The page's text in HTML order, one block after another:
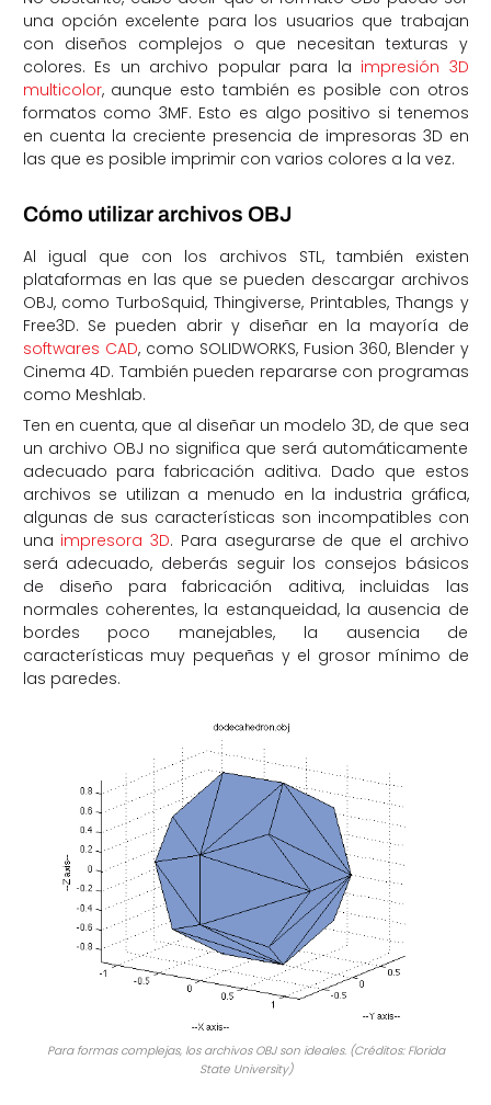
una opción excelente para los usuarios que trabajan
con diseños complejos o que necesitan texturas y
colores. Es un archivo popular para la impresión 3D
multicolor, aunque esto también es posible con otros
formatos como 3MF. Esto es algo positivo si tenemos
en cuenta la creciente presencia de impresoras 3D en
las que es posible imprimir con varios colores a la vez.
Cómo utilizar archivos OBJ
Al igual que con los archivos STL, también existen
plataformas en las que se pueden descargar archivos
OBJ, como TurboSquid, Thingiverse, Printables, Thangs y
Free3D. Se pueden abrir y diseñar en la mayoría de
softwares CAD, como SOLIDWORKS, Fusion 360, Blender y
Cinema 4D. También pueden repararse con programas
como Meshlab.
Ten en cuenta, que al diseñar un modelo 3D, de que sea
un archivo OBJ no significa que será automáticamente
adecuado para fabricación aditiva. Dado que estos
archivos se utilizan a menudo en la industria gráfica,
algunas de sus características son incompatibles con
una impresora 3D. Para asegurarse de que el archivo
será adecuado, deberás seguir los consejos básicos
de diseño para fabricación aditiva, incluidas las
normales coherentes, la estanqueidad, la ausencia de
bordes poco manejables, la ausencia de
características muy pequeñas y el grosor mínimo de
las paredes.
Para formas complejas, los archivos OBJ son ideales. (Créditos: Florida
State University)